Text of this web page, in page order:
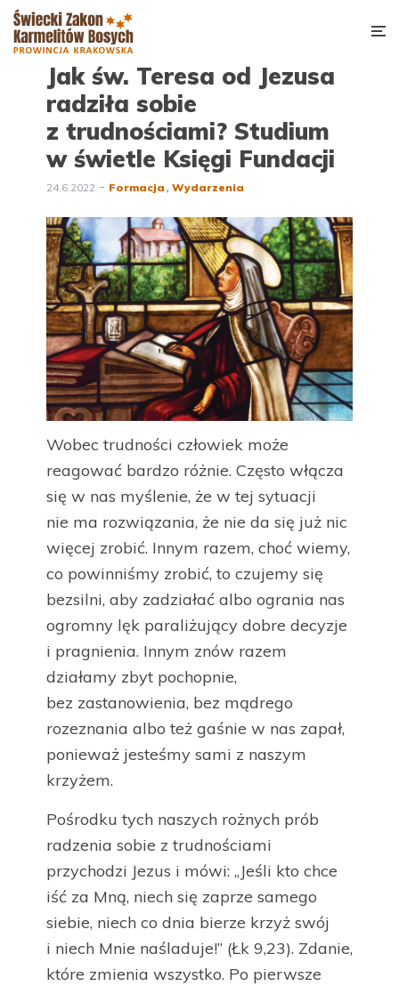
Jak św. Teresa od Jezusa
radziła sobie
z trudnościami? Studium
w świetle Księgi Fundacji
24.6.2022 Formacja Wydarzenia
Wobec trudności człowiek może
reagować bardzo różnie. Często włącza
się w nas myślenie, że w tej sytuacji
nie ma rozwiązania, że nie da się już nic
więcej zrobić. Innym razem, choć wiemy,
co powinniśmy zrobić, to czujemy się
bezsilni, aby zadziałać albo ogrania nas
ogromny lęk paraliżujący dobre decyzje
i pragnienia. Innym znów razem
działamy zbyt pochopnie,
bez zastanowienia, bez mądrego
rozeznania albo też gaśnie w nas zapał,
ponieważ jesteśmy sami z naszym
krzyżem.
Pośrodku tych naszych rożnych prób
radzenia sobie z trudnościami
przychodzi Jezus i mówi: „Jeśli kto chce
iść za Mną, niech się zaprze samego
siebie, niech co dnia bierze krzyż swój
i niech Mnie naśladuje!” (Łk 9,23). Zdanie,
które zmienia wszystko. Po pierwsze